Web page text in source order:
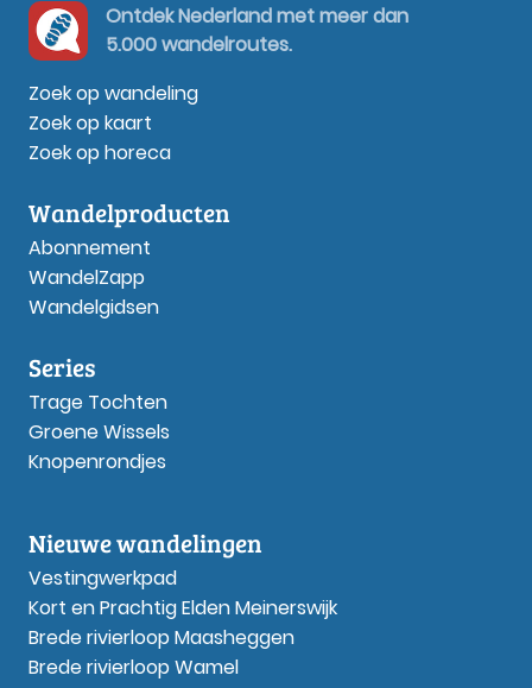
Ontdek Nederland met meer dan
5.000 wandelroutes.
Zoek op wandeling
Zoek op kaart
Zoek op horeca
Wandelproducten
Abonnement
WandelZapp
Wandelgidsen
Series
Trage Tochten
Groene Wissels
Knopenrondjes
Nieuwe wandelingen
Vestingwerkpad
Kort en Prachtig Elden Meinerswijk
Brede rivierloop Maasheggen
Brede rivierloop Wamel